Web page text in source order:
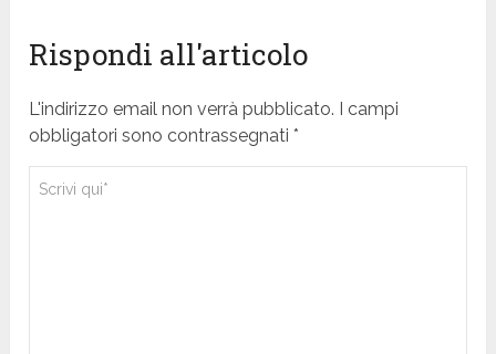
Rispondi all'articolo
L'indirizzo email non verrà pubblicato. I campi
obbligatori sono contrassegnati *